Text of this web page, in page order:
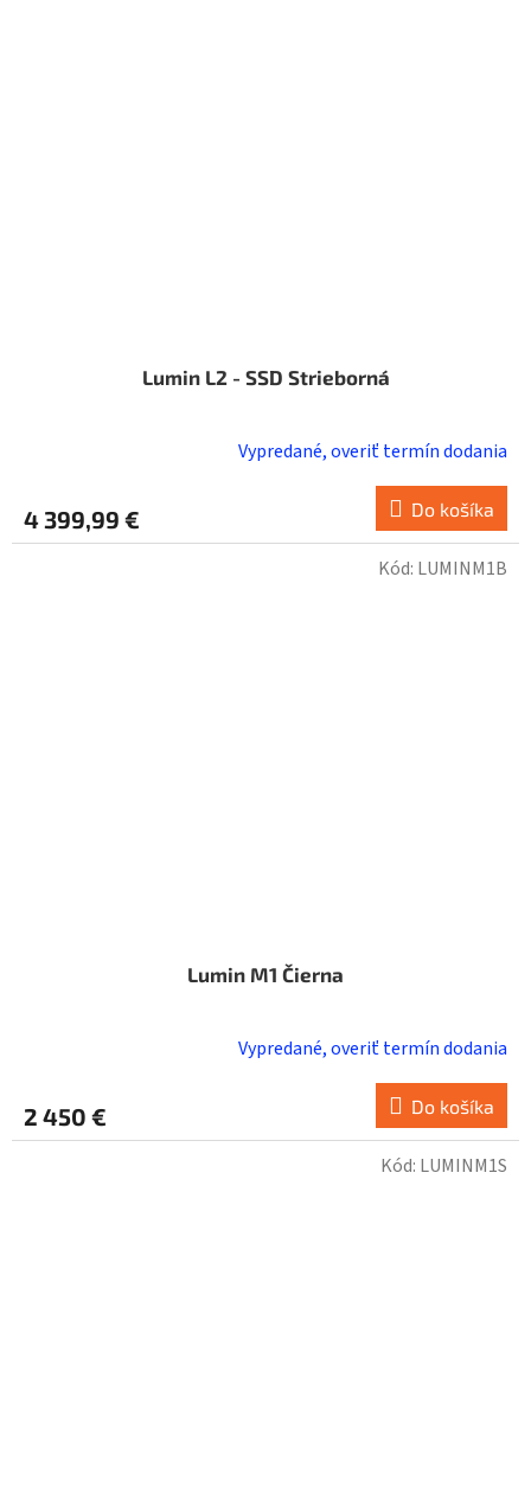
Lumin L2 - SSD Strieborná
Vypredané, overiť termín dodania
4 399,99 € Do košíka
Lumin M1 Čierna
Vypredané, overiť termín dodania
2 450 € Do košíka
Kód: LUMINM1B
Kód: LUMINM1S